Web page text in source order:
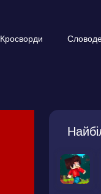
Кросворди